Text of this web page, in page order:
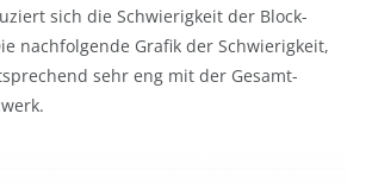
sich die Schwierigkeit der Block-
nachfolgende Grafik der Schwierigkeit,
sehr eng mit der Gesamt-